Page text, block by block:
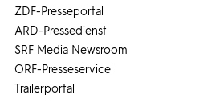
ZDF-Presseportal
ARD-Pressedienst
SRF Media Newsroom
ORF-Presseservice
Trailerportal